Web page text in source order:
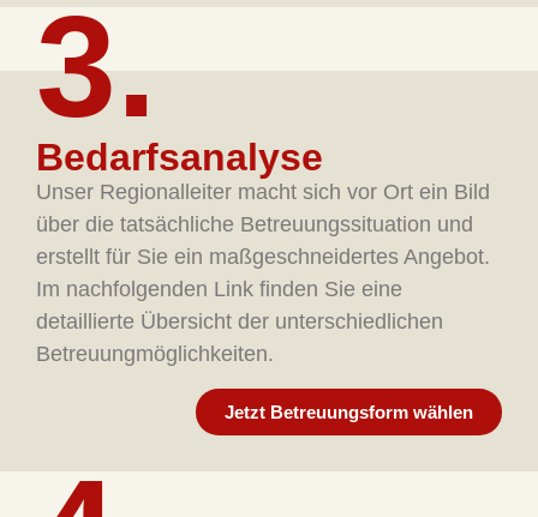
3.
Bedarfsanalyse
Unser Regionalleiter macht sich vor Ort ein Bild
über die tatsächliche Betreuungssituation und
erstellt für Sie ein maßgeschneidertes Angebot.
Im nachfolgenden Link finden Sie eine
detaillierte Übersicht der unterschiedlichen
Betreuungmöglichkeiten.
Jetzt Betreuungsform wählen